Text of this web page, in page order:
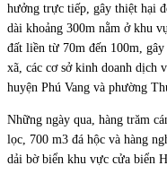
hưởng trực tiếp, gây thiệt hại
dài khoảng 300m nằm ở khu
đất liền từ 70m đến 100m,
xã, các cơ sở kinh doanh dịch
huyện Phú Vang và phường
Những ngày qua, hàng trăm
lọc, 700 m3 đá hộc và hàng
dải bờ biển khu vực cửa biển